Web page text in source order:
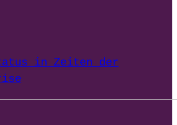
in Zeiten der